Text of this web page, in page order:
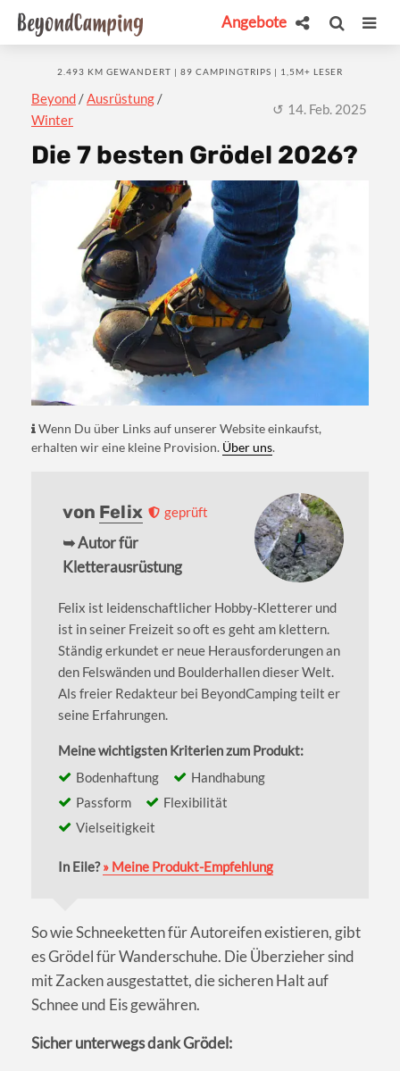
Angebote
Beyond /Ausrüstung /
Winter
2.493 KM GEWANDERT | 89 CAMPINGTRIPS | 1,5M+ LESER
14. Feb. 2025
Die 7 besten Grödel 2026?
Wenn Du über Links auf unserer Website einkaufst,
erhalten wir eine kleine Provision. Über uns.
von Felix geprüft
➥ Autor für
Kletterausrüstung
Felix ist leidenschaftlicher Hobby-Kletterer und
ist in seiner Freizeit so oft es geht am klettern.
Ständig erkundet er neue Herausforderungen an
den Felswänden und Boulderhallen dieser Welt.
Als freier Redakteur bei BeyondCamping teilt er
seine Erfahrungen.
Meine wichtigsten Kriterien zum Produkt:
Bodenhaftung
Handhabung
Passform
Flexibilität
Vielseitigkeit
In Eile?» Meine Produkt-Empfehlung
So wie Schneeketten für Autoreifen existieren, gibt
es Grödel für Wanderschuhe. Die Überzieher sind
mit Zacken ausgestattet, die sicheren Halt auf
Schnee und Eis gewähren.
Sicher unterwegs dank Grödel: